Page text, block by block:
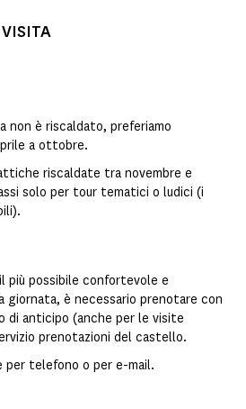
non è riscaldato, preferiamo
a ottobre.
riscaldate tra novembre e
solo per tour tematici o ludici (i
più possibile confortevole e
giornata, è necessario prenotare con
di anticipo (anche per le visite
prenotazioni del castello.
telefono o per e-mail.